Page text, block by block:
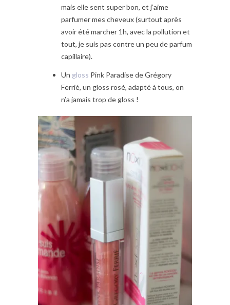
mais elle sent super bon, et j’aime
parfumer mes cheveux (surtout après
avoir été marcher 1h, avec la pollution et
tout, je suis pas contre un peu de parfum
capillaire).
Un gloss Pink Paradise de Grégory
Ferrié, un gloss rosé, adapté à tous, on
n’a jamais trop de gloss !